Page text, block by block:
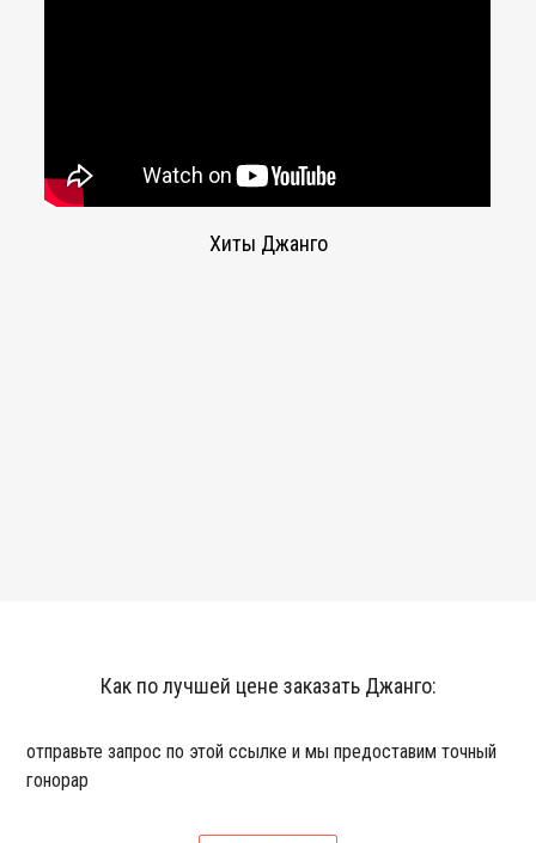
Хиты Джанго
Как по лучшей цене заказать Джанго:
отправьте запрос по этой ссылке и мы предоставим точный
гонорар